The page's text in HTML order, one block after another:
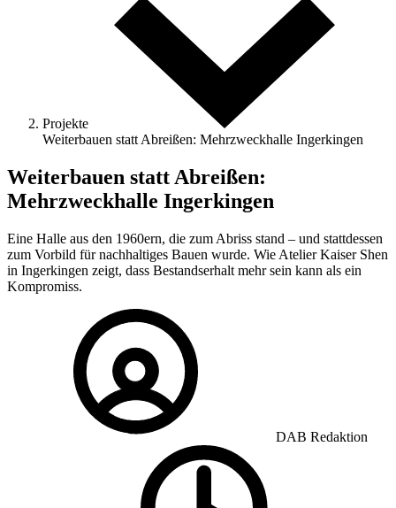
Projekte
Weiterbauen statt Abreißen: Mehrzweckhalle Ingerkingen
Weiterbauen statt Abreißen:
Mehrzweckhalle Ingerkingen
Eine Halle aus den 1960ern, die zum Abriss stand – und stattdessen
zum Vorbild für nachhaltiges Bauen wurde. Wie Atelier Kaiser Shen
in Ingerkingen zeigt, dass Bestandserhalt mehr sein kann als ein
Kompromiss.
DAB Redaktion